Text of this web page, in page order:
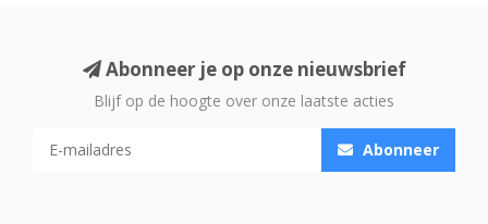
Abonneer je op onze nieuwsbrief
Blijf op de hoogte over onze laatste acties
Abonneer